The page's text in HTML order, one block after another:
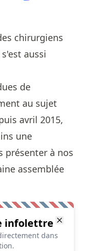
chirurgiens
aussi
de
au sujet
avril 2015,
une
présenter à nos
assemblée
infolettre
dans